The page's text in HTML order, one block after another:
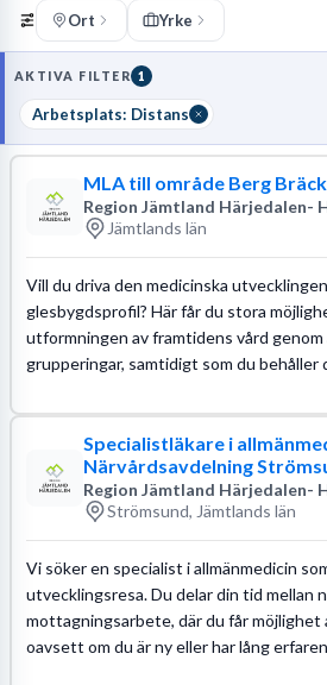
Ort Yrke
AKTIVA FILTER 1
Arbetsplats: Distans
MLA till område Berg
Region Jämtland Härjedalen-
Jämtlands län
Vill du driva den medicinska
glesbygdsprofil? Här får du stora
utformningen av framtidens vård
grupperingar, samtidigt som du behåller
Specialistläkare i
Närvårdsavdelning
Region Jämtland Härjedalen-
Strömsund, Jämtlands län
Vi söker en specialist i allmänmedicin
utvecklingsresa. Du delar din tid mellan
mottagningsarbete, där du får möjlighet
oavsett om du är ny eller har lång